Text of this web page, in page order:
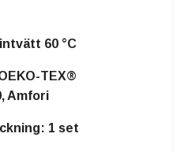
60 °C
TEX®
Amfori
1 set